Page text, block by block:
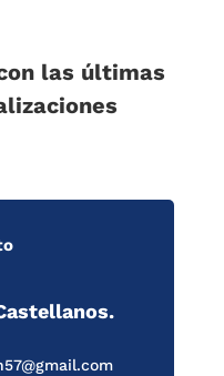
las últimas